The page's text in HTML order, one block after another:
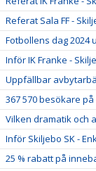
Referat Sala FF -
Fotbollens dag 2024
Inför IK Franke -
Uppfällbar
367 570 besökare
Vilken dramatik och
Inför Skiljebo SK -
25 % rabatt på